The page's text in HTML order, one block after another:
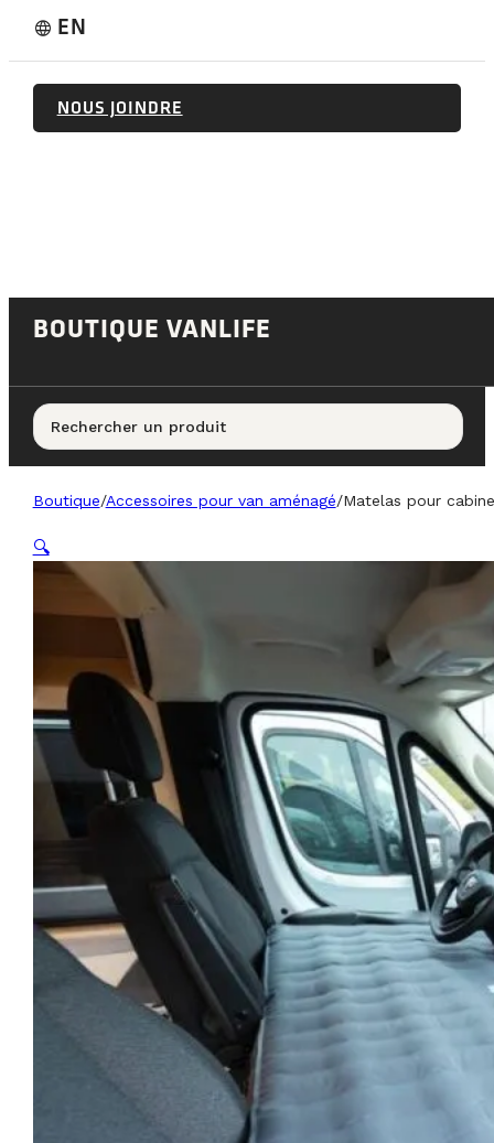
language EN
NOUS JOINDRE
BOUTIQUE VANLIFE
Rechercher un produit
Boutique/Accessoires pour van aménagé/Matelas pour
🔍